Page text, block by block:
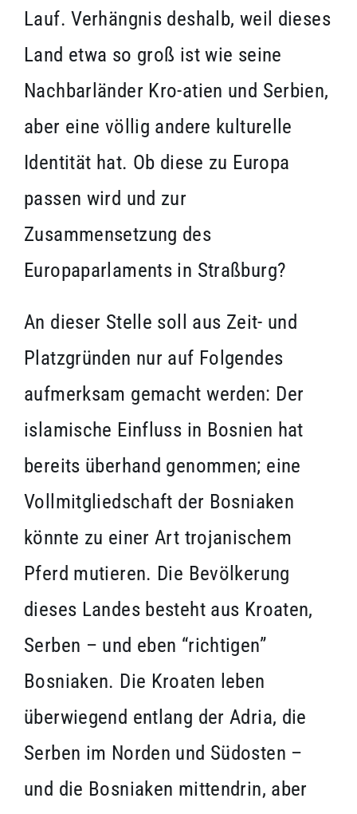
Lauf. Verhängnis deshalb, weil dieses
Land etwa so groß ist wie seine
Nachbarländer Kro-atien und Serbien,
aber eine völlig andere kulturelle
Identität hat. Ob diese zu Europa
passen wird und zur
Zusammensetzung des
Europaparlaments in Straßburg?
An dieser Stelle soll aus Zeit- und
Platzgründen nur auf Folgendes
aufmerksam gemacht werden: Der
islamische Einfluss in Bosnien hat
bereits überhand genommen; eine
Vollmitgliedschaft der Bosniaken
könnte zu einer Art trojanischem
Pferd mutieren. Die Bevölkerung
dieses Landes besteht aus Kroaten,
Serben – und eben “richtigen”
Bosniaken. Die Kroaten leben
überwiegend entlang der Adria, die
Serben im Norden und Südosten –
und die Bosniaken mittendrin, aber